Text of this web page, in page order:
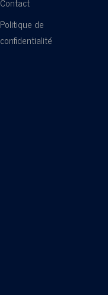
Politique de
confidentialité